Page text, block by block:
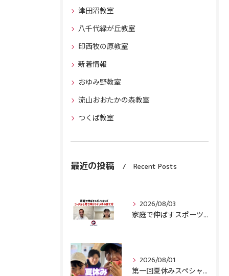
津田沼教室
八千代緑が丘教室
印西牧の原教室
新着情報
おゆみ野教室
流山おおたかの森教室
つくば教室
最近の投稿 Recent Posts
2026/08/03
家庭で伸ばすスポーツキッズ『コーチから見て伸びやすい子』の育て方
2026/08/01
第一回夏休みスペシャル体操合宿終了！